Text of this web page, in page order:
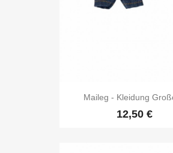
Maileg - Kleidung
12,50 €